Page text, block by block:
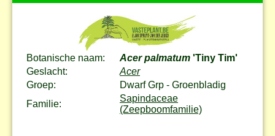
Botanische naam: Acer palmatum 'Tiny Tim'
Geslacht:
Acer
Groep:
Dwarf Grp - Groenbladig
Familie:
Sapindaceae
(Zeepboomfamilie)